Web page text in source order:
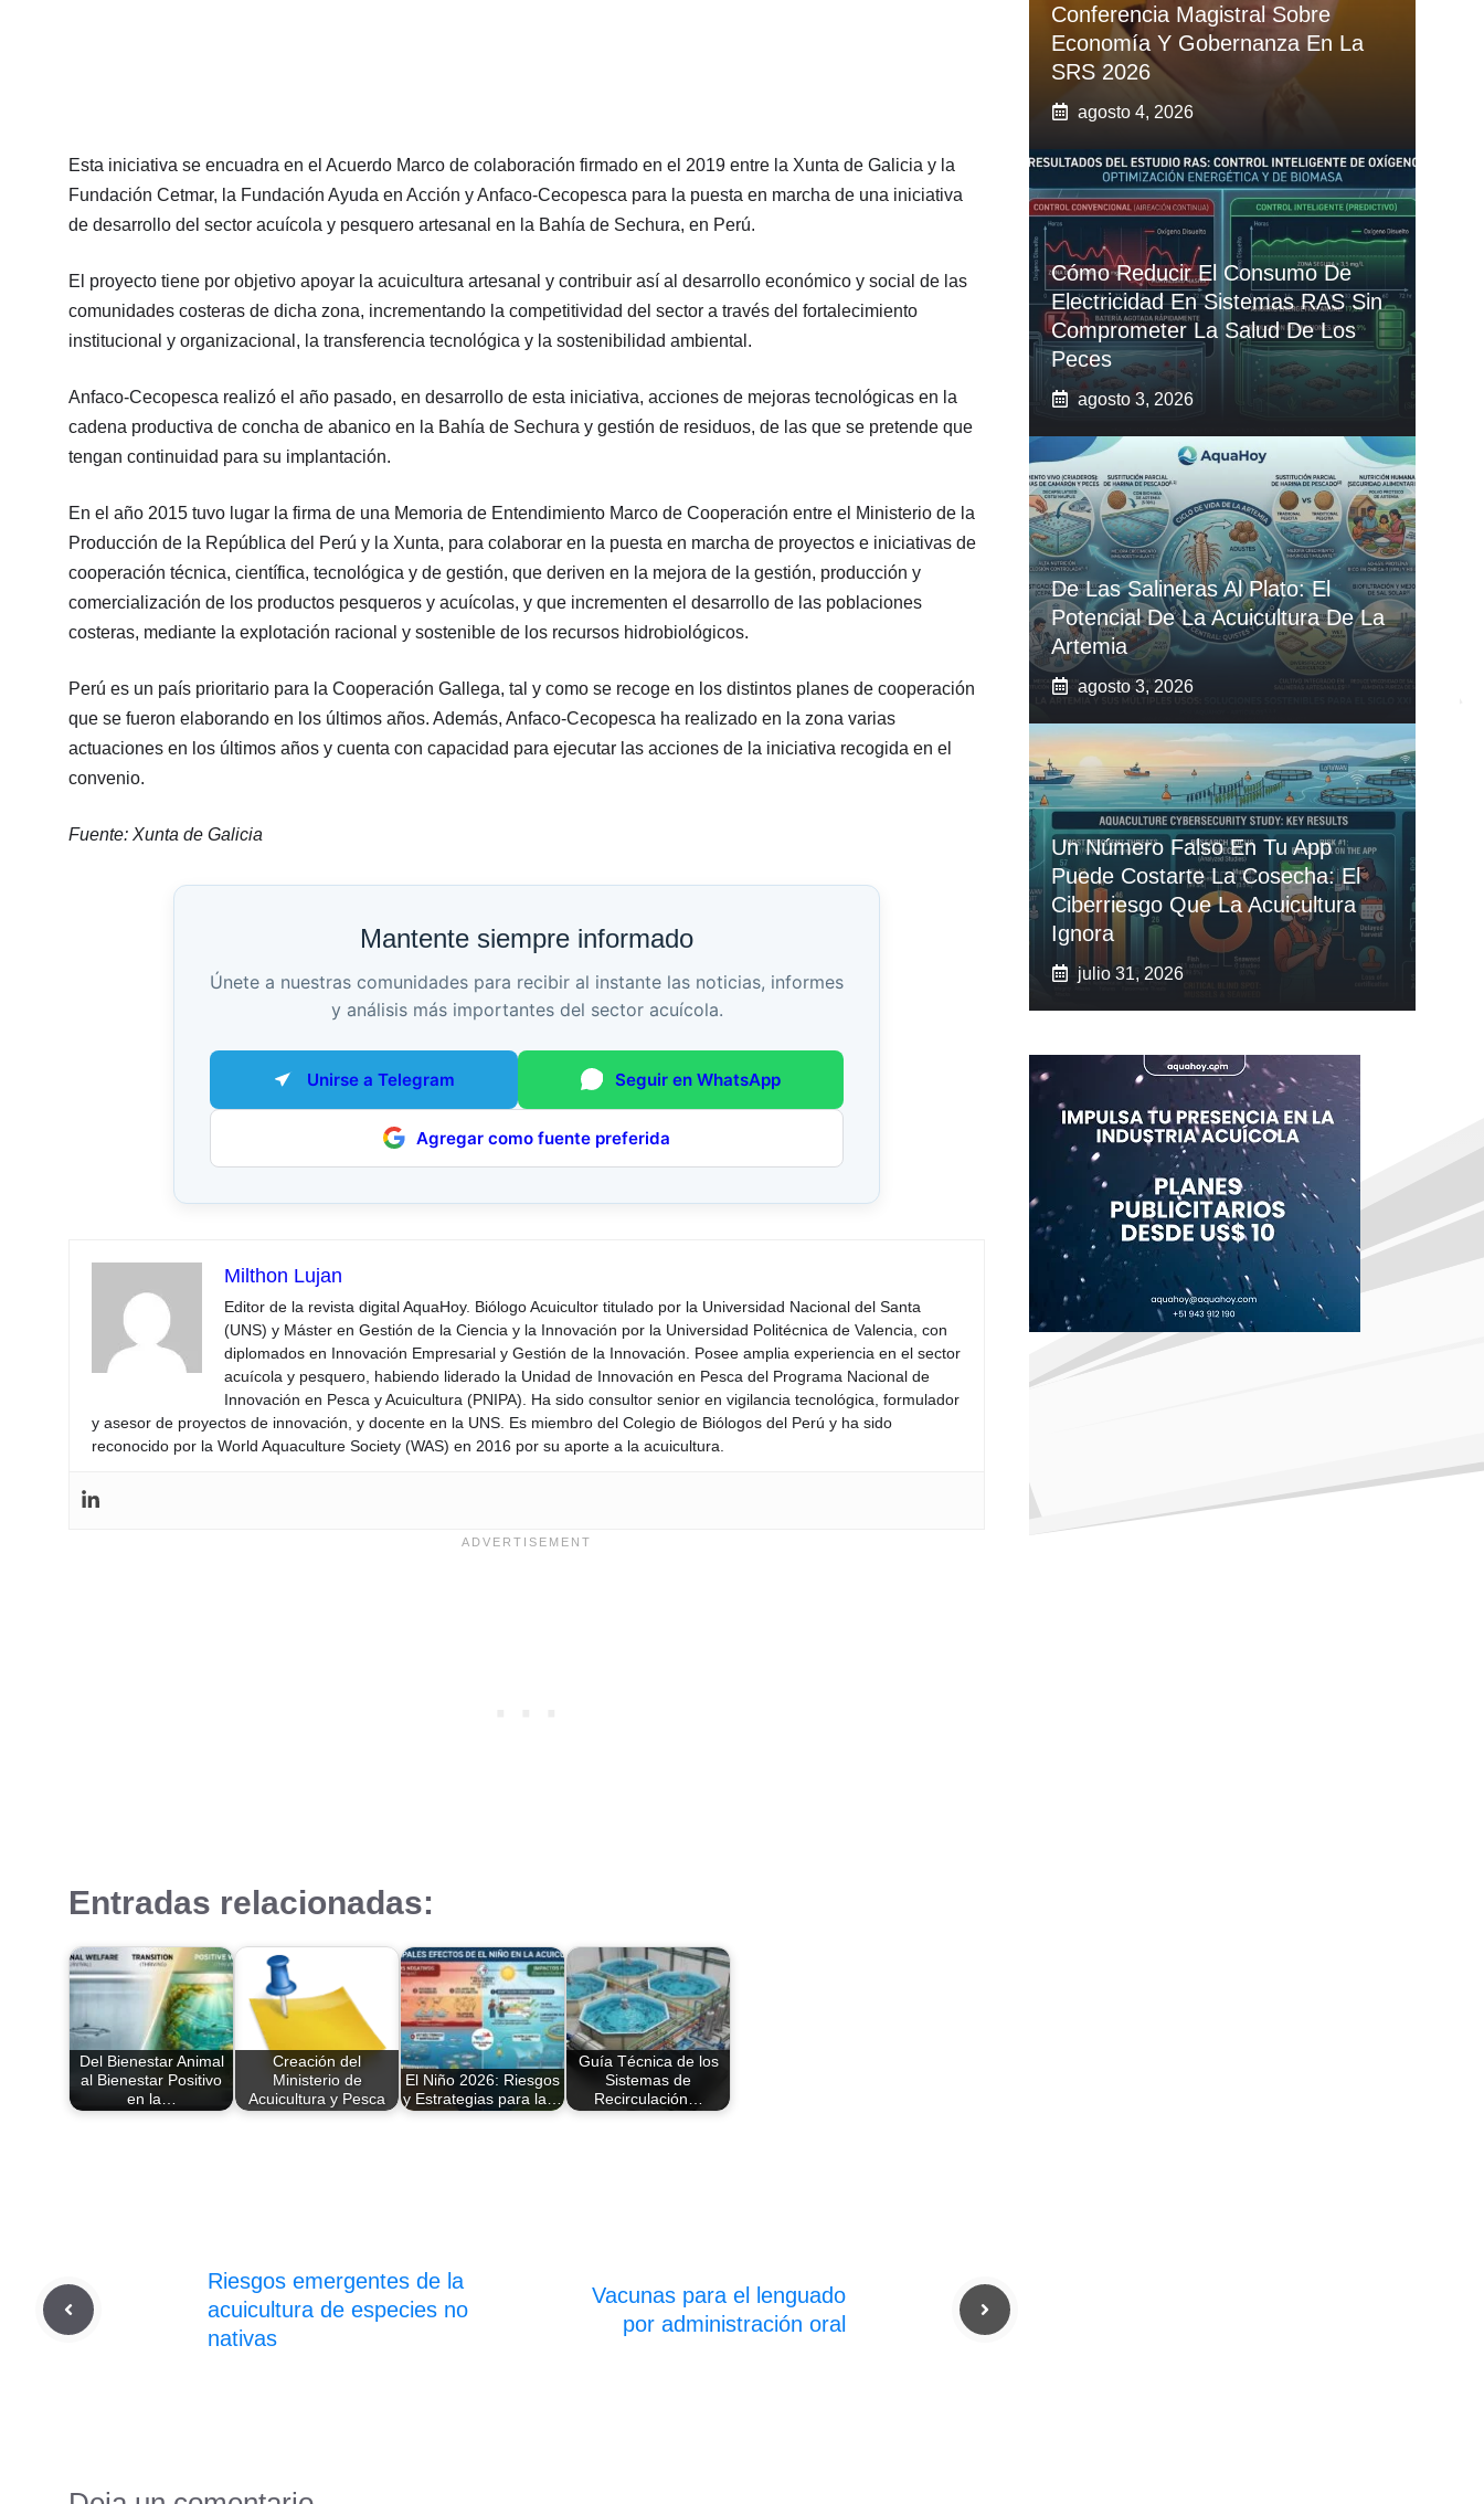
Esta iniciativa se encuadra en el Acuerdo Marco de colaboración firmado en el 2019 entre la Xunta de Galicia y la
Fundación Cetmar, la Fundación Ayuda en Acción y Anfaco-Cecopesca para la puesta en marcha de una iniciativa
de desarrollo del sector acuícola y pesquero artesanal en la Bahía de Sechura, en Perú.
El proyecto tiene por objetivo apoyar la acuicultura artesanal y contribuir así al desarrollo económico y social de las
comunidades costeras de dicha zona, incrementando la competitividad del sector a través del fortalecimiento
institucional y organizacional, la transferencia tecnológica y la sostenibilidad ambiental.
Anfaco-Cecopesca realizó el año pasado, en desarrollo de esta iniciativa, acciones de mejoras tecnológicas en la
cadena productiva de concha de abanico en la Bahía de Sechura y gestión de residuos, de las que se pretende que
tengan continuidad para su implantación.
En el año 2015 tuvo lugar la firma de una Memoria de Entendimiento Marco de Cooperación entre el Ministerio de la
Producción de la República del Perú y la Xunta, para colaborar en la puesta en marcha de proyectos e iniciativas de
cooperación técnica, científica, tecnológica y de gestión, que deriven en la mejora de la gestión, producción y
comercialización de los productos pesqueros y acuícolas, y que incrementen el desarrollo de las poblaciones
costeras, mediante la explotación racional y sostenible de los recursos hidrobiológicos.
Perú es un país prioritario para la Cooperación Gallega, tal y como se recoge en los distintos planes de cooperación
que se fueron elaborando en los últimos años. Además, Anfaco-Cecopesca ha realizado en la zona varias
actuaciones en los últimos años y cuenta con capacidad para ejecutar las acciones de la iniciativa recogida en el
convenio.
Fuente: Xunta de Galicia
Mantente siempre informado
Únete a nuestras comunidades para recibir al instante las noticias, informes
y análisis más importantes del sector acuícola.
Unirse a Telegram Seguir en WhatsApp
Agregar como fuente preferida
Milthon Lujan
Editor de la revista digital AquaHoy. Biólogo Acuicultor titulado por la Universidad Nacional del Santa
(UNS) y Máster en Gestión de la Ciencia y la Innovación por la Universidad Politécnica de Valencia, con
diplomados en Innovación Empresarial y Gestión de la Innovación. Posee amplia experiencia en el sector
acuícola y pesquero, habiendo liderado la Unidad de Innovación en Pesca del Programa Nacional de
Innovación en Pesca y Acuicultura (PNIPA). Ha sido consultor senior en vigilancia tecnológica, formulador
y asesor de proyectos de innovación, y docente en la UNS. Es miembro del Colegio de Biólogos del Perú y ha sido
reconocido por la World Aquaculture Society (WAS) en 2016 por su aporte a la acuicultura.
Entradas relacionadas:
Del Bienestar Animal
al Bienestar Positivo
en la…
Creación del
Ministerio de
Acuicultura y Pesca
El Niño 2026: Riesgos
y Estrategias para la…
Guía Técnica de los
Sistemas de
Recirculación…
Riesgos emergentes de la
acuicultura de especies no
nativas
Vacunas para el lenguado
por administración oral
Conferencia Magistral Sobre
Economía Y Gobernanza En La
SRS 2026
agosto 4, 2026
Cómo Reducir El Consumo De
Electricidad En Sistemas RAS Sin
Comprometer La Salud De Los
Peces
agosto 3, 2026
De Las Salineras Al Plato: El
Potencial De La Acuicultura De La
Artemia
agosto 3, 2026
Un Número Falso En Tu App
Puede Costarte La Cosecha: El
Ciberriesgo Que La Acuicultura
Ignora
julio 31, 2026